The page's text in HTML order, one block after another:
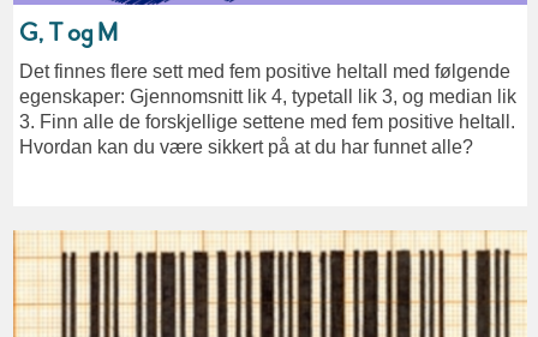
G, T og M
Det finnes flere sett med fem positive heltall med følgende
egenskaper: Gjennomsnitt lik 4, typetall lik 3, og median lik
3. Finn alle de forskjellige settene med fem positive heltall.
Hvordan kan du være sikkert på at du har funnet alle?